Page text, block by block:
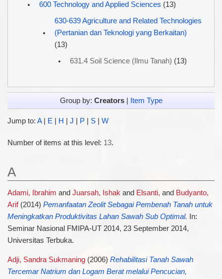
600 Technology and Applied Sciences (13)
630-639 Agriculture and Related Technologies
(Pertanian dan Teknologi yang Berkaitan)
(13)
631.4 Soil Science (Ilmu Tanah) (13)
Group by: Creators| Item Type
Jump to: A| E | H | J | P| S| W
Number of items at this level: 13.
A
Adami, Ibrahim and Juarsah, Ishakand Elsanti, and Budyanto,
Arif(2014) Pemanfaatan Zeolit Sebagai Pembenah Tanah untuk
Meningkatkan Produktivitas Lahan Sawah Sub Optimal. In:
Seminar Nasional FMIPA-UT 2014, 23 September 2014,
Universitas Terbuka.
Adji, Sandra Sukmaning(2006) Rehabilitasi Tanah Sawah
Tercemar Natrium dan Logam Berat melalui Pencucian,